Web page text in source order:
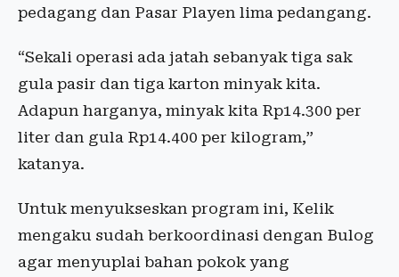
pedagang dan Pasar Playen lima pedangang.
“Sekali operasi ada jatah sebanyak tiga sak
gula pasir dan tiga karton minyak kita.
Adapun harganya, minyak kita Rp14.300 per
liter dan gula Rp14.400 per kilogram,”
katanya.
Untuk menyukseskan program ini, Kelik
mengaku sudah berkoordinasi dengan Bulog
agar menyuplai bahan pokok yang